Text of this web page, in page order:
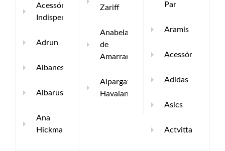
Acessórios
Indispensáveis
Adrun
Albanese
Albarus
Ana
Hickmann
Zariff
Anabela
de
Amarrar
Alpargata
Havaianas
Par
Aramis
Acessórios
Adidas
Asics
Actvitta